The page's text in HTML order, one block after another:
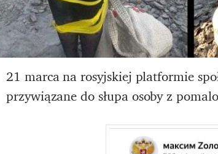
21 marca na rosyjskiej platformie
przywiązane do słupa osoby z